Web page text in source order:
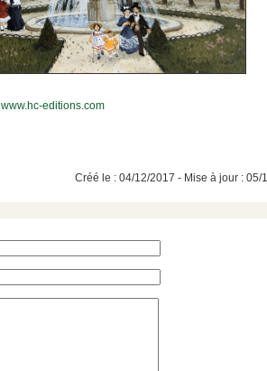
www.hc-editions.com
Créé le : 04/12/2017 - Mise à jour : 05/